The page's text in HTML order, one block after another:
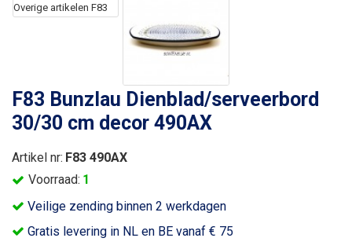
F83 Bunzlau Dienblad/serveerbord
30/30 cm decor 490AX
Veilige zending binnen 2 werkdagen
Gratis levering in NL en BE vanaf € 75
Voorraad: 1
Artikel nr: F83 490AX